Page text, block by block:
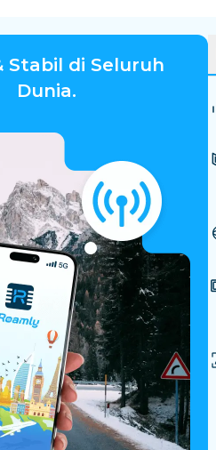
Stabil di Seluruh
Dunia.